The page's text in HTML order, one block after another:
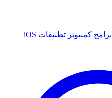
برامج كمبيوتر تطبيقات iOS